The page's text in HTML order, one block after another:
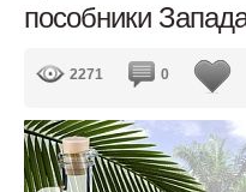
пособники
2271 0